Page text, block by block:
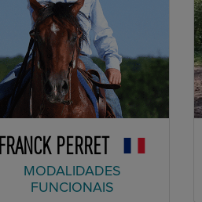
FRANCK PERRET
MODALIDADES
FUNCIONAIS